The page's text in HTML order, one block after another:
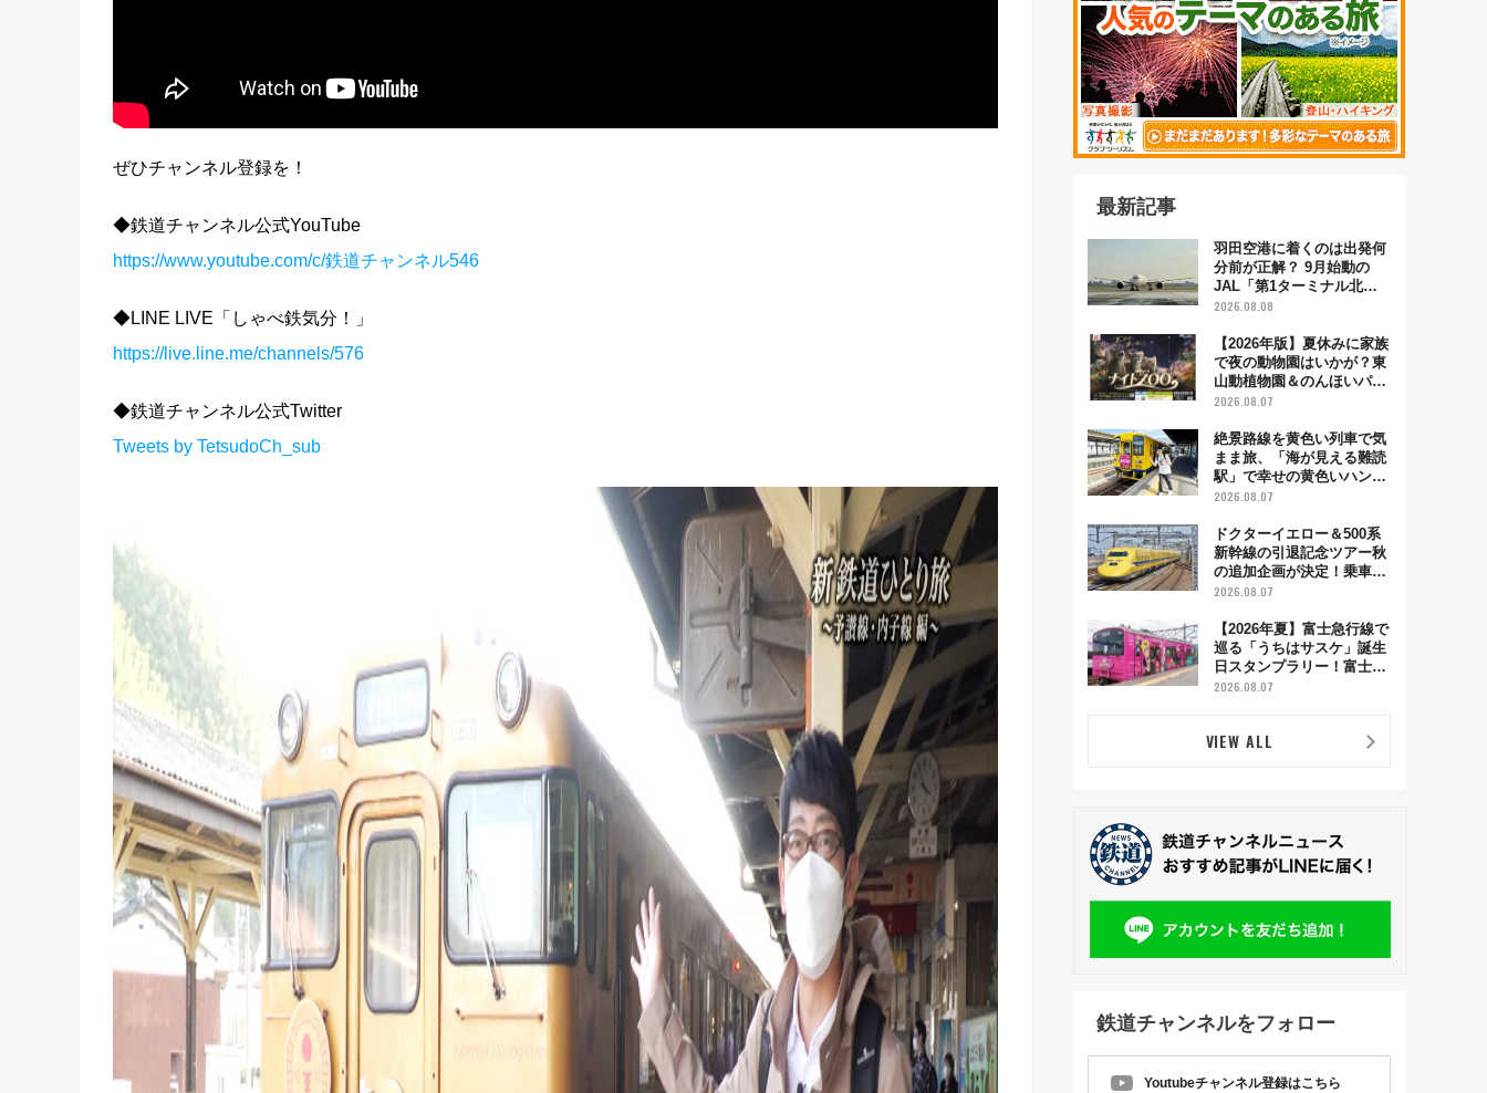
ぜひチャンネル登録を！
◆鉄道チャンネル公式YouTube
https://www.youtube.com/c/鉄道チャンネル546
◆LINE LIVE「しゃべ鉄気分！」
https://live.line.me/channels/576
◆鉄道チャンネル公式Twitter
Tweets by TetsudoCh_sub
最新記事
羽田空港に着くのは出発何
分前が正解？ 9月始動の
JAL「第1ターミナル北側
サテライト」は徒歩1キロ
点まとめ
2026.08.08
【2026年版】夏休みに家族
で夜の動物園はいかが？東
山動植物園＆のんほいパー
ク「ナイトZOO」開催情報
2026.08.07
絶景路線を黄色い列車で気
まま旅、「海が見える難読
駅」で幸せの黄色いハンカ
チに願いを 「新・鉄道ひ
「島原鉄道」
2026.08.07
ドクターイエロー＆500系
新幹線の引退記念ツアー秋
の追加企画が決定！乗車体
験やグッズ・ホテル情報ま
2026.08.07
【2026年夏】富士急行線で
巡る「うちはサスケ」誕生
日スタンプラリー！富士急
ハイランド限定グルメ＆グ
2026.08.07
VIEW ALL
鉄道チャンネルをフォロー
Youtubeチャンネル登録はこちら